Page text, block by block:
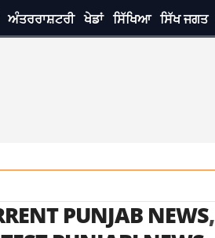
ਅੰਤਰਰਾਸ਼ਟਰੀ ਖੇਡਾਂ ਸਿੱਖਿਆ ਸਿੱਖ ਜਗਤ
PUNJAB NEWS,